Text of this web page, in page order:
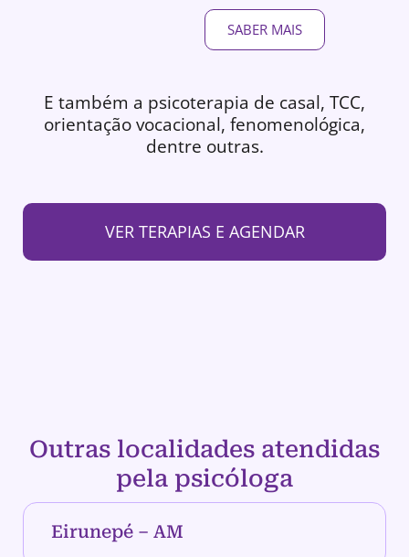
SABER MAIS
E também a psicoterapia de casal, TCC,
orientação vocacional, fenomenológica,
dentre outras.
VER TERAPIAS E AGENDAR
Outras localidades atendidas
pela psicóloga
Eirunepé – AM